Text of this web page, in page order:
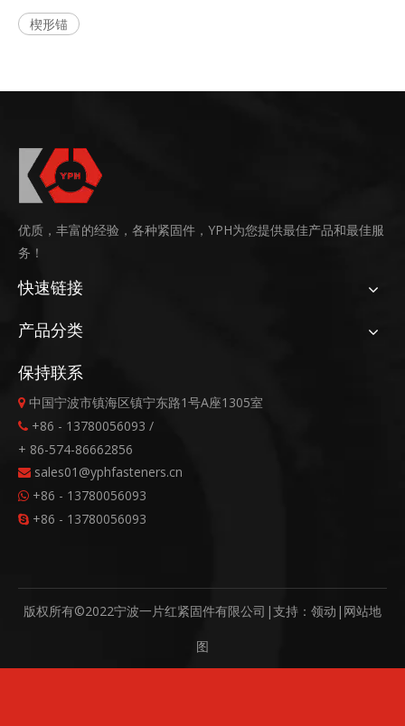
楔形锚
优质，丰富的经验，各种紧固件，YPH为您提供最佳产品和最佳服
务！
快速链接
产品分类
保持联系
 中国宁波市镇海区镇宁东路1号A座1305室
 +86 - 13780056093 /
+ 86-574-86662856
 sales01@yphfasteners.cn
 +86 - 13780056093
 +86 - 13780056093
版权所有©2022宁波一片红紧固件有限公司|支持： 领动 | 网站地
图